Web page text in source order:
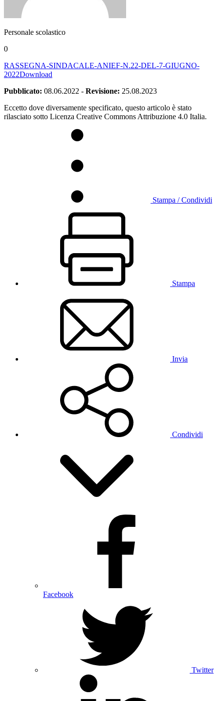
Personale scolastico
0
RASSEGNA-SINDACALE-ANIEF-N.22-DEL-7-GIUGNO-
2022Download
Pubblicato: 08.06.2022 - Revisione: 25.08.2023
Eccetto dove diversamente specificato, questo articolo è stato
rilasciato sotto Licenza Creative Commons Attribuzione 4.0 Italia.
Stampa / Condividi
Stampa
Invia
Condividi
Facebook
Twitter